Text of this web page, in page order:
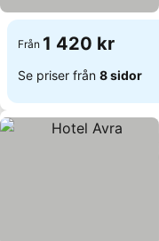
Från 1 420 kr
Se priser från 8 sidor